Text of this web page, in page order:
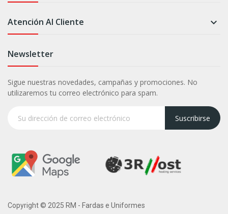
Atención Al Cliente 
Newsletter
Sigue nuestras novedades, campañas y promociones. No
utilizaremos tu correo electrónico para spam.
Suscribirse
Copyright © 2025 RM - Fardas e Uniformes